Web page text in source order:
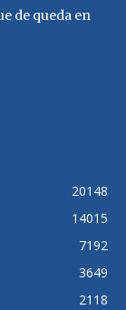
de queda en
20148
14015
7192
3649
2118